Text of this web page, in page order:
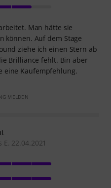
Man hätte sie
können. Auf dem Stage
ziehe ich einen Stern ab
Brilliance fehlt. Bin aber
eine Kaufempfehlung.
MELDEN
E. 22.04.2021